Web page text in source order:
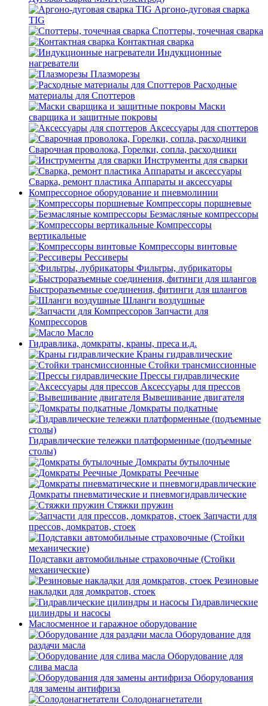
Аргоно-дуговая сварка
TIG
Споттеры, точечная сварка
Контактная сварка
Индукционные
нагреватели
Плазморезы
Расходные
материалы для Споттеров
Маски
сварщика и защитные покровы
Аксессуары для споттеров
Сварочная проволока, Горелки, сопла, расходники
Инструменты для сварки
Сварка, ремонт пластика Аппараты и аксессуары
Компрессорное оборудование и пневмолинии
Компрессоры поршневые
Безмасляные компрессоры
Компрессоры
вертикальные
Компрессоры винтовые
Рессиверы
Фильтры, лубрикаторы
Быстроразъемные соединения, фитинги для шлангов
Шланги воздушные
Запчасти для
Компрессоров
Масло
Гидравлика, домкраты, краны, преса и.д.
Краны гидравлические
Стойки трансмиссионные
Прессы гидравлические
Аксессуары для прессов
Вывешивание двигателя
Домкраты подкатные
Гидравлические тележки платформенные (подъемные
столы)
Домкраты бутылочные
Домкраты Реечные
Домкраты пневматические и пневмогидравлические
Стяжки пружин
Запчасти для
прессов, домкратов, стоек
Подставки автомобильные страховочные (Стойки
механические)
Резиновые
накладки для домкратов, стоек
Гидравлические
цилиндры и насосы
Маслосменное и гаражное оборудование
Оборудование для
раздачи масла
Оборудование для
слива масла
Оборудования
для замены антифриза
Солодонагнетатели